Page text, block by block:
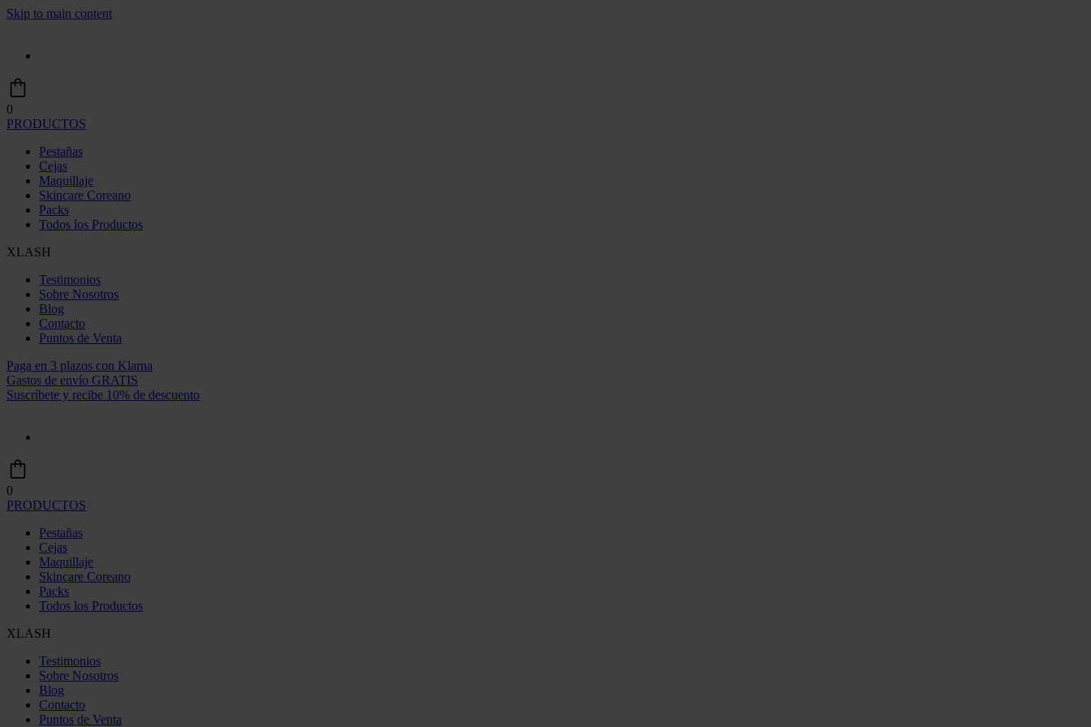
Skip to main content
0
PRODUCTOS
Pestañas
Cejas
Maquillaje
Skincare Coreano
Packs
Todos los Productos
XLASH
Testimonios
Sobre Nosotros
Blog
Contacto
Puntos de Venta
Paga en 3 plazos con Klarna
Gastos de envío GRATIS
Suscríbete y recibe 10% de descuento
0
PRODUCTOS
Pestañas
Cejas
Maquillaje
Skincare Coreano
Packs
Todos los Productos
XLASH
Testimonios
Sobre Nosotros
Blog
Contacto
Puntos de Venta